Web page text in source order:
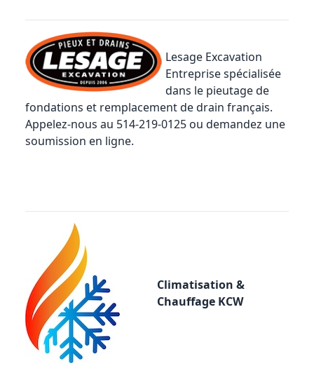
Lesage Excavation
Entreprise spécialisée
dans le pieutage de
fondations et remplacement de drain français.
Appelez-nous au 514-219-0125 ou demandez une
soumission en ligne.
Climatisation &
Chauffage KCW